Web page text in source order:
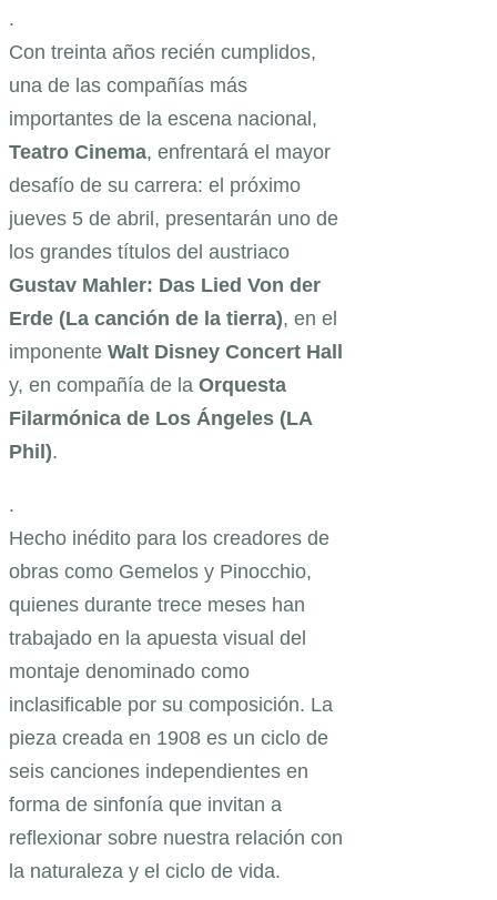
.
Con treinta años recién cumplidos,
una de las compañías más
importantes de la escena nacional,
Teatro Cinema, enfrentará el mayor
desafío de su carrera: el próximo
jueves 5 de abril, presentarán uno de
los grandes títulos del austriaco
Gustav Mahler: Das Lied Von der
Erde (La canción de la tierra), en el
imponente Walt Disney Concert Hall
y, en compañía de la Orquesta
Filarmónica de Los Ángeles (LA
Phil).
.
Hecho inédito para los creadores de
obras como Gemelos y Pinocchio,
quienes durante trece meses han
trabajado en la apuesta visual del
montaje denominado como
inclasificable por su composición. La
pieza creada en 1908 es un ciclo de
seis canciones independientes en
forma de sinfonía que invitan a
reflexionar sobre nuestra relación con
la naturaleza y el ciclo de vida.